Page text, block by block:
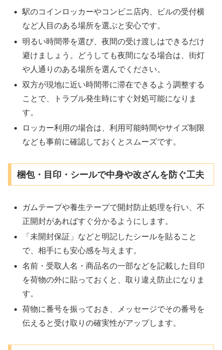
駅のコインロッカーやコンビニ店内、ビルの受付横
など人目のある場所を選ぶと安心です。
明るい時間帯を選び、夜間の受け渡しはできるだけ
避けましょう。どうしても夜間になる場合は、街灯
や人通りのある場所を選んでください。
双方が現地に近い時間帯に滞在できるよう調整する
ことで、トラブル発生時にすぐ対処可能になりま
す。
ロッカー利用の場合は、利用可能時間やサイズ制限
なども事前に確認しておくとスムーズです。
梱包・目印・シールで中身や改ざんを防ぐ工夫
ガムテープや養生テープで開封防止処理を行い、不
正開封があればすぐ分かるようにします。
「未開封保証」などと明記したシールを貼ること
で、相手にも安心感を与えます。
名前・受取人名・商品名の一部などを記載した目印
を荷物の外に貼っておくと、取り違え防止になりま
す。
荷物に番号を振っておき、メッセージでその番号を
伝えると受け取りの確実性がアップします。